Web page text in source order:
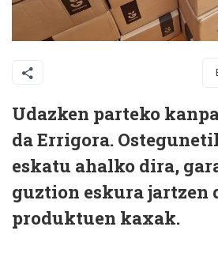
Udazken parteko
da Errigora.
eskatu ahalko dira,
guztion eskura jartzen
produktuen kaxak.